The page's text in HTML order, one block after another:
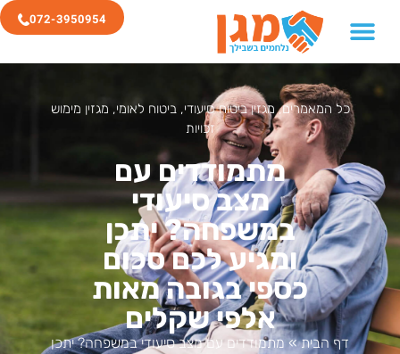
072-3950954
כל המאמרים,מגזין ביטוח סיעודי,ביטוח לאומי, מגזין מימוש
זכויות
מתמודדים עם
מצב סיעודי
במשפחה? יתכן
ומגיע לכם סכום
כספי בגובה מאות
אלפי שקלים
דף הבית» מתמודדים עם מצב סיעודי במשפחה? יתכן